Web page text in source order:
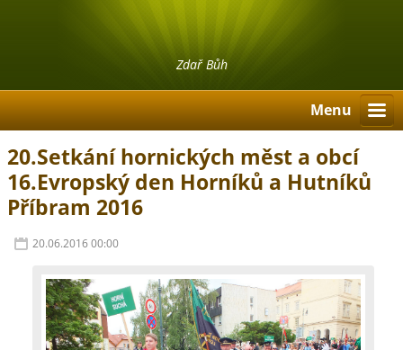
Zdař Bůh
Menu
20.Setkání hornických měst a obcí
16.Evropský den Horníků a Hutníků
Příbram 2016
20.06.2016 00:00